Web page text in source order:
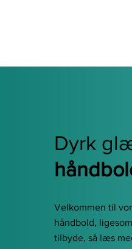
Dyrk
h
Velkommen til
håndbold,
tilbyde, så læs